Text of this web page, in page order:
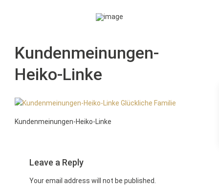
Kundenmeinungen-
Heiko-Linke
Kundenmeinungen-Heiko-Linke
Leave a Reply
Your email address will not be published.